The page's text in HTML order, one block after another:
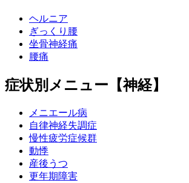
ヘルニア
ぎっくり腰
坐骨神経痛
腰痛
症状別メニュー【神経】
メニエール病
自律神経失調症
慢性疲労症候群
動悸
産後うつ
更年期障害